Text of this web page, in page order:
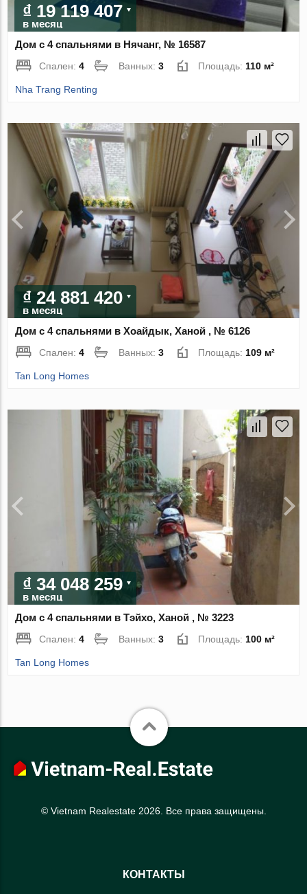
₫ 19 119 407
в месяц
Дом с 4 спальнями в Нячанг, № 16587
Спален:4 Ванных:3 Площадь: 110 м²
Nha Trang Renting
₫ 24 881 420
в месяц
Дом с 4 спальнями в Хоайдык, Ханой , № 6126
Спален:4 Ванных:3 Площадь: 109 м²
Tan Long Homes
₫ 34 048 259
в месяц
Дом с 4 спальнями в Тэйхо, Ханой , № 3223
Спален:4 Ванных:3 Площадь: 100 м²
Tan Long Homes
© Vietnam Realestate 2026. Все права защищены.
КОНТАКТЫ